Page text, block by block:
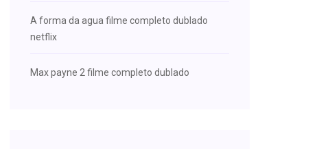
A forma da agua filme completo dublado
netflix
Max payne 2 filme completo dublado